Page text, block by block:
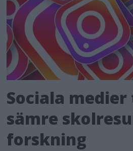
Sociala
sämre
forskning